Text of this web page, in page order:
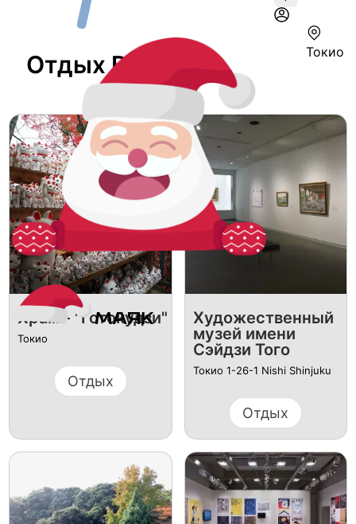
Токио
Отдых В Токио
Храм - "Готокудзи"
Токио
Отдых
Художественный
музей имени
Сэйдзи Того
Токио 1-26-1 Nishi Shinjuku
Отдых